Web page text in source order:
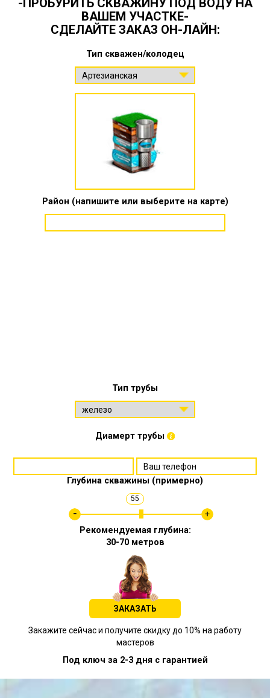
ВАШЕМ УЧАСТКЕ-
СДЕЛАЙТЕ ЗАКАЗ ОН-ЛАЙН:
Тип скважен/колодец
Район (напишите или выберите на карте)
Тип трубы
Диамерт трубы
Глубина скважины (примерно)
55
Рекомендуемая глубина:
30-70 метров
ЗАКАЗАТЬ
Закажите сейчас и получите скидку до 10% на работу
мастеров
Под ключ за 2-3 дня с гарантией